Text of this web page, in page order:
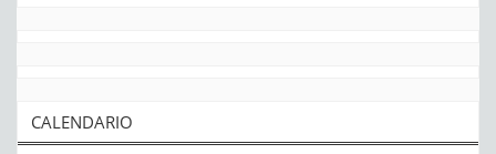
CALENDARIO